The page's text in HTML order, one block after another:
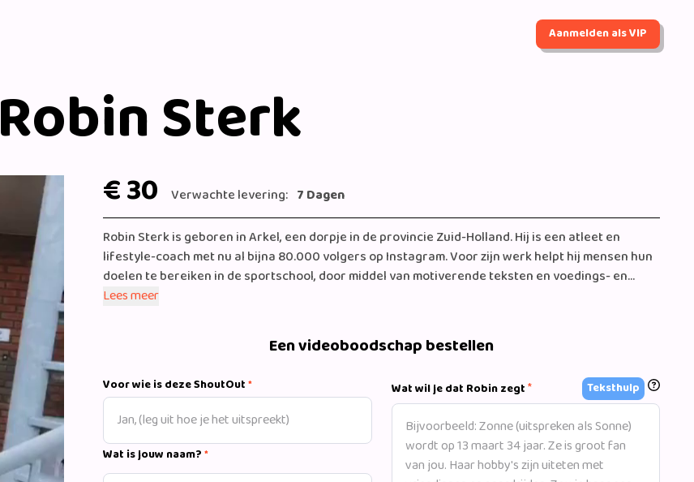
Aanmelden als VIP
Robin Sterk
€ 30 Verwachte levering: 7 Dagen
Robin Sterk is geboren in Arkel, een dorpje in de provincie Zuid-Holland. Hij is een atleet en
lifestyle-coach met nu al bijna 80.000 volgers op Instagram. Voor zijn werk helpt hij mensen hun
doelen te bereiken in de sportschool, door middel van motiverende teksten en voedings- en
sportschema’s. Daarnaast was Robin te zien in Ex on the Beach Double Dutch 2020.
Lees meer
Een videoboodschap bestellen
Voor wie is deze ShoutOut*
Wat is jouw naam?*
Wat wil je dat Robin zegt* Teksthulp